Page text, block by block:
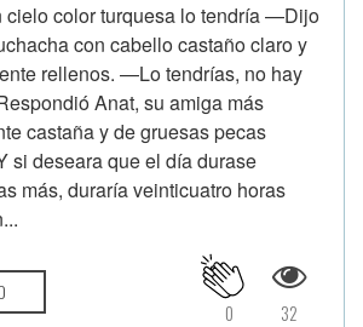
color turquesa lo tendría —Dijo
con cabello castaño claro y
rellenos. —Lo tendrías, no hay
Anat, su amiga más
castaña y de gruesas pecas
si deseara que el día durase
más, duraría veinticuatro horas
32
0